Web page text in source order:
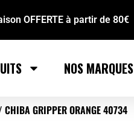
OFFERTE à partir de 80€
NOS MARQUES
CHIBA GRIPPER ORANGE 40734